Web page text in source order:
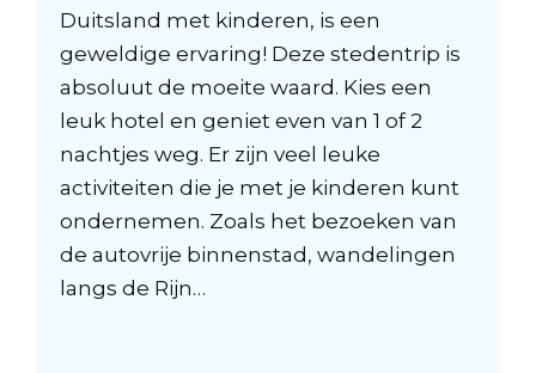
Duitsland met kinderen, is een
geweldige ervaring! Deze stedentrip is
absoluut de moeite waard. Kies een
leuk hotel en geniet even van 1 of 2
nachtjes weg. Er zijn veel leuke
activiteiten die je met je kinderen kunt
ondernemen. Zoals het bezoeken van
de autovrije binnenstad, wandelingen
langs de Rijn…